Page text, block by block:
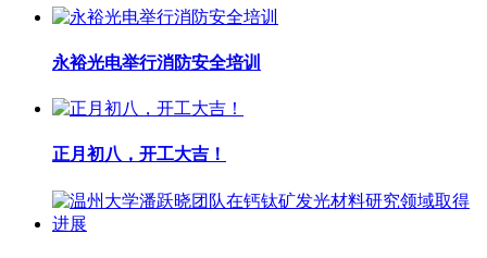
永裕光电举行消防安全培训
正月初八，开工大吉！